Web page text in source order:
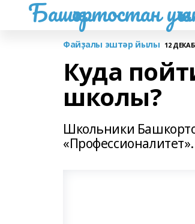
Башҡортостан
Файҙалы эштәр йылы 12
Куда
школы?
Школьники
«Профессионалитет».